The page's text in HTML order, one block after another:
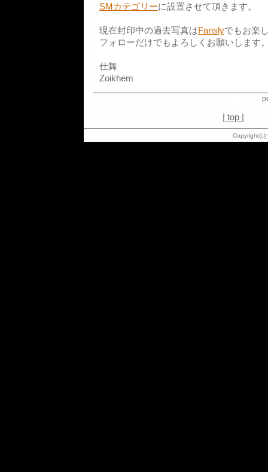
SMカテゴリーに設置させて頂きます。
現在封印中の過去写真はFanslyでもお楽
フォローだけでもよろしくお願いします
仕舞
Zoikhem
| top |
Copyright(c)